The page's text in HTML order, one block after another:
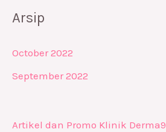
Arsip
October 2022
September 2022
Artikel dan Promo Klinik Derma9